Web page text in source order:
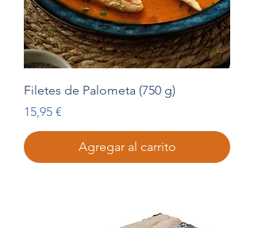
Filetes de Palometa (750 g)
Precio
15,95 €
Agregar al carrito